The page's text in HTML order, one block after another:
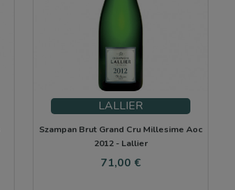
LALLIER
Szampan Brut Grand Cru Millesime Aoc
2012 - Lallier
Cena
71,00 €